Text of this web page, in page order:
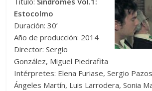
Estocolmo
Duración: 30’
Año de producción: 2014
Director: Sergio
González, Miguel Piedrafita
Intérpretes: Elena Furiase, Sergio
Ángeles Martín, Luis Larrodera, Sonia